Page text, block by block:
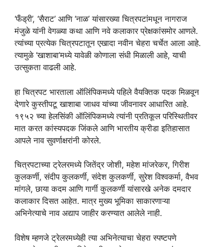
‘फँड्री’, ‘सैराट’ आणि ‘नाळ’ यांसारख्या चित्रपटांमधून नागराज
मंजुळे यांनी वेगळ्या कथा आणि नवे कलाकार प्रेक्षकांसमोर आणले.
त्यांच्या प्रत्येक चित्रपटातून एखादा नवीन चेहरा चर्चेत आला आहे.
त्यामुळे ‘खाशाबा’मध्ये यावेळी कोणाला संधी मिळाली आहे, याची
उत्सुकता वाढली आहे.
हा चित्रपट भारताला ऑलिंपिकमध्ये पहिले वैयक्तिक पदक मिळवून
देणारे कुस्तीपटू खाशाबा जाधव यांच्या जीवनावर आधारित आहे.
१९५२ च्या हेलसिंकी ऑलिंपिकमध्ये त्यांनी प्रतिकूल परिस्थितीवर
मात करत कांस्यपदक जिंकले आणि भारतीय क्रीडा इतिहासात
आपले नाव सुवर्णाक्षरांनी कोरले.
चित्रपटाच्या ट्रेलरमध्ये जितेंद्र जोशी, महेश मांजरेकर, गिरीश
कुलकर्णी, संदीप कुलकर्णी, संदेश कुलकर्णी, सुरेश विश्वकर्मा, वैभव
मांगले, छाया कदम आणि गार्गी कुलकर्णी यांसारखे अनेक दमदार
कलाकार दिसत आहेत. मात्र मुख्य भूमिका साकारणाऱ्या
अभिनेत्याचे नाव अद्याप जाहीर करण्यात आलेले नाही.
विशेष म्हणजे ट्रेलरमध्येही त्या अभिनेत्याचा चेहरा स्पष्टपणे